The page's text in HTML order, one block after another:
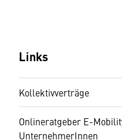
Links
Kollektivverträge
Onlineratgeber E-
UnternehmerInnen